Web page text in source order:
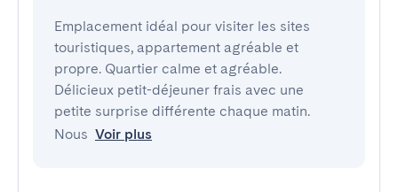
Emplacement idéal pour visiter les sites
touristiques, appartement agréable et
propre. Quartier calme et agréable.
Délicieux petit-déjeuner frais avec une
petite surprise différente chaque matin.
Nous Voir plus